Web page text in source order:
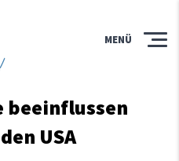
MENÜ
beeinflussen
USA